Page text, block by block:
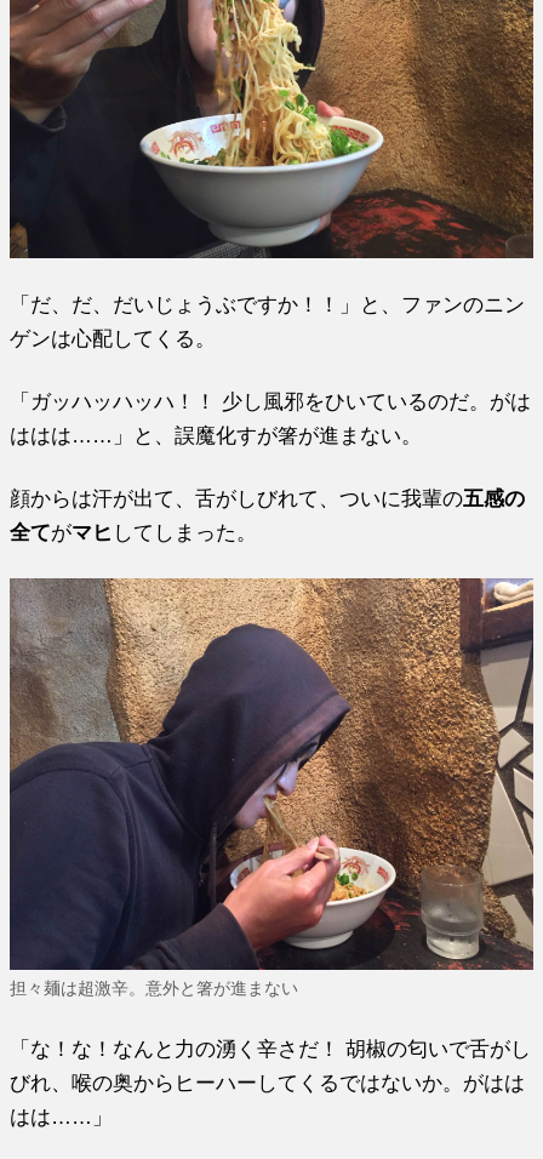
「だ、だ、だいじょうぶですか！！」と、ファンのニン
ゲンは心配してくる。
「ガッハッハッハ！！ 少し風邪をひいているのだ。がは
ははは……」と、誤魔化すが箸が進まない。
顔からは汗が出て、舌がしびれて、ついに我輩の五感の
全てがマヒ してしまった。
担々麺は超激辛。意外と箸が進まない
「な！な！なんと力の湧く辛さだ！ 胡椒の匂いで舌がし
びれ、喉の奥からヒーハーしてくるではないか。がはは
はは……」